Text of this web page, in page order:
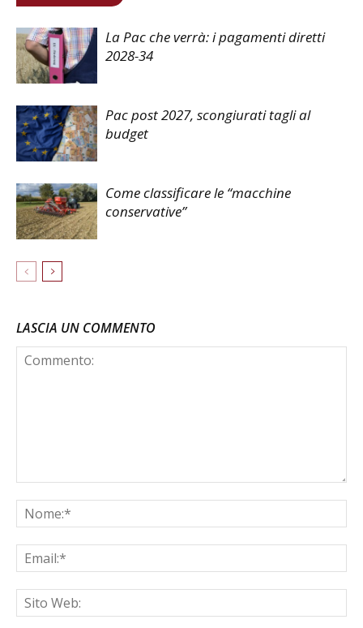
La Pac che verrà: i pagamenti diretti
2028-34
Pac post 2027, scongiurati tagli al
budget
Come classificare le “macchine
conservative”
LASCIA UN COMMENTO